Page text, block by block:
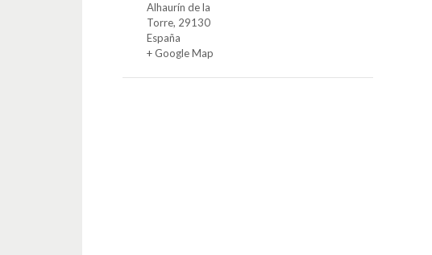
Alhaurín de la
Torre, 29130
España
+ Google Map